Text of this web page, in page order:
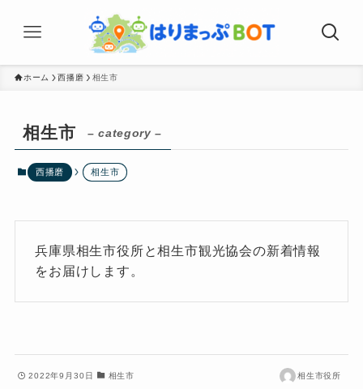
ホーム 西播磨 相生市
相生市 – category –
西播磨 相生市
兵庫県相生市役所と相生市観光協会の新着情報
をお届けします。
2022年9月30日 相生市 相生市役所